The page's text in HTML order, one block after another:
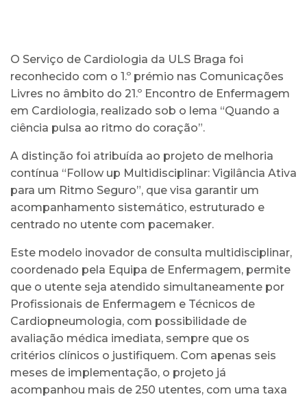
O Serviço de Cardiologia da ULS Braga foi
reconhecido com o 1.º prémio nas Comunicações
Livres no âmbito do 21.º Encontro de Enfermagem
em Cardiologia, realizado sob o lema “Quando a
ciência pulsa ao ritmo do coração”.
A distinção foi atribuída ao projeto de melhoria
contínua “Follow up Multidisciplinar: Vigilância Ativa
para um Ritmo Seguro”, que visa garantir um
acompanhamento sistemático, estruturado e
centrado no utente com pacemaker.
Este modelo inovador de consulta multidisciplinar,
coordenado pela Equipa de Enfermagem, permite
que o utente seja atendido simultaneamente por
Profissionais de Enfermagem e Técnicos de
Cardiopneumologia, com possibilidade de
avaliação médica imediata, sempre que os
critérios clínicos o justifiquem. Com apenas seis
meses de implementação, o projeto já
acompanhou mais de 250 utentes, com uma taxa